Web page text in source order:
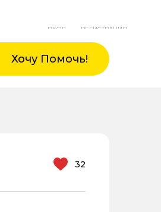
ВХОД РЕГИСТРАЦИЯ
Хочу Помочь!
32